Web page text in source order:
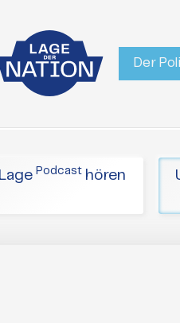
Der
Lage Podcasthören